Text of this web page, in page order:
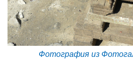
Фотография из